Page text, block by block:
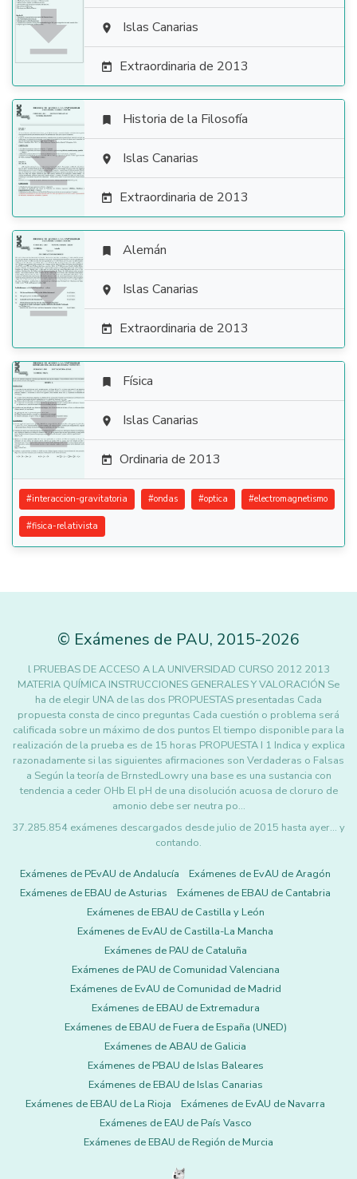
  Islas Canarias
 Extraordinaria de 2013

 Historia de la Filosofía
 Islas Canarias
 Extraordinaria de 2013

 Alemán
 Islas Canarias
 Extraordinaria de 2013

 Física
 Islas Canarias
 Ordinaria de 2013
#interaccion-gravitatoria #ondas #optica #electromagnetismo
#fisica-relativista
© Exámenes de PAU, 2015-2026
l PRUEBAS DE ACCESO A LA UNIVERSIDAD CURSO 2012 2013
MATERIA QUÍMICA INSTRUCCIONES GENERALES Y VALORACIÓN Se
ha de elegir UNA de las dos PROPUESTAS presentadas Cada
propuesta consta de cinco preguntas Cada cuestión o problema será
calificada sobre un máximo de dos puntos El tiempo disponible para la
realización de la prueba es de 15 horas PROPUESTA I 1 Indica y explica
razonadamente si las siguientes afirmaciones son Verdaderas o Falsas
a Según la teoría de BrnstedLowry una base es una sustancia con
tendencia a ceder OHb El pH de una disolución acuosa de cloruro de
amonio debe ser neutra po…
37.285.854 exámenes descargados desde julio de 2015 hasta ayer... y
contando.
Exámenes de PEvAU de Andalucía
Exámenes de EvAU de Aragón
Exámenes de EBAU de Asturias
Exámenes de EBAU de Cantabria
Exámenes de EBAU de Castilla y León
Exámenes de EvAU de Castilla-La Mancha
Exámenes de PAU de Cataluña
Exámenes de PAU de Comunidad Valenciana
Exámenes de EvAU de Comunidad de Madrid
Exámenes de EBAU de Extremadura
Exámenes de EBAU de Fuera de España (UNED)
Exámenes de ABAU de Galicia
Exámenes de PBAU de Islas Baleares
Exámenes de EBAU de Islas Canarias
Exámenes de EBAU de La Rioja
Exámenes de EvAU de Navarra
Exámenes de EAU de País Vasco
Exámenes de EBAU de Región de Murcia